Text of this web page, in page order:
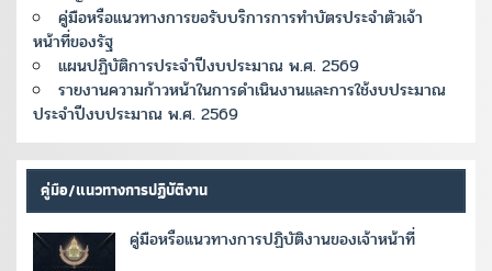
คู่มือหรือแนวทางการขอรับบริการการทำบัตรประจำตัวเจ้า
หน้าที่ของรัฐ
แผนปฏิบัติการประจำปีงบประมาณ พ.ศ. 2569
รายงานความก้าวหน้าในการดำเนินงานและการใช้งบประมาณ
ประจำปีงบประมาณ พ.ศ. 2569
คู่มือ/แนวทางการปฏิบัติงาน
คู่มือหรือแนวทางการปฏิบัติงานของเจ้าหน้าที่